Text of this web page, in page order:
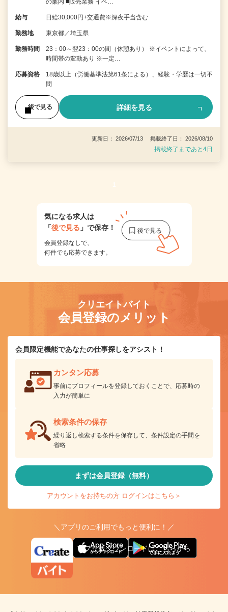
の案内 ■販売業務 イベ…
給与 日給30,000円+交通費※深夜手当含む
勤務地 東京都／埼玉県
勤務時間
23：00～翌23：00の間（休憩あり） ※イベントによって、
時間帯の変動あり ※一定…
応募資格
18歳以上（労働基準法第61条による）、経験・学歴は一切不
問
後で見る 詳細を見る
更新日： 2026/07/13 掲載終了日： 2026/08/10
掲載終了まであと4日
1
気になる求人は
「後で見る 」で保存！
会員登録なしで、
何件でも応募できます。
クリエイトバイト
会員登録のメリット
会員限定機能であなたの仕事探しをアシスト！
カンタン応募
事前にプロフィールを登録しておくことで、応募時の
入力が簡単に
検索条件の保存
繰り返し検索する条件を保存して、条件設定の手間を
省略
まずは会員登録（無料）
アカウントをお持ちの方 ログインはこちら＞
＼アプリのご利用でもっと便利に！／
アプリ版ダウンロードはこちらから